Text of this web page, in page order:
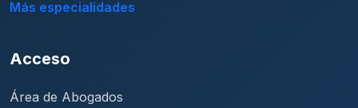
Más especialidades
Acceso
Área de Abogados